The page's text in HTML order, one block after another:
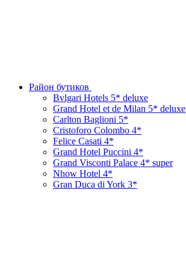
Район бутиков
Bvlgari Hotels 5* deluxe
Grand Hotel et de Milan 5* deluxe
Carlton Baglioni 5*
Cristoforo Colombo 4*
Felice Casati 4*
Grand Hotel Puccini 4*
Grand Visconti Palace 4* super
Nhow Hotel 4*
Gran Duca di York 3*